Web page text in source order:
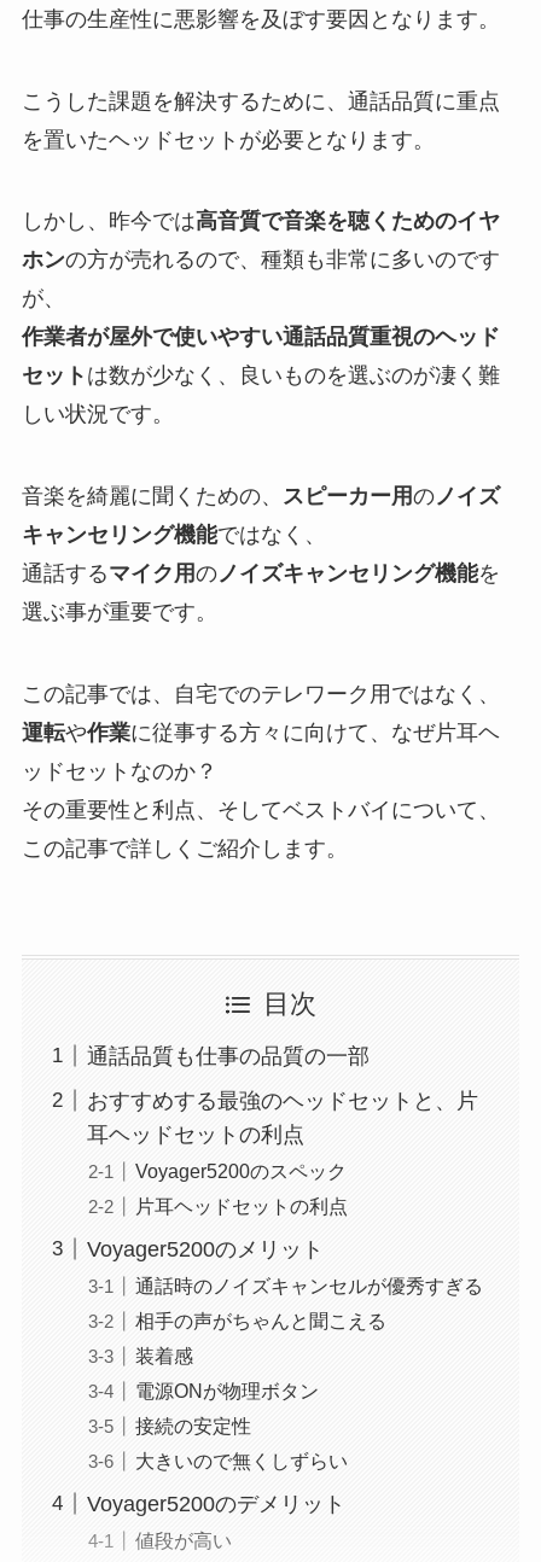
仕事の生産性に悪影響を及ぼす要因となります。
こうした課題を解決するために、通話品質に重点
を置いたヘッドセットが必要となります。
しかし、昨今では高音質で音楽を聴くためのイヤ
ホンの方が売れるので、種類も非常に多いのです
が、
作業者が屋外で使いやすい通話品質重視のヘッド
セット は数が少なく、良いものを選ぶのが凄く難
しい状況です。
音楽を綺麗に聞くための、 スピーカー用のノイズ
キャンセリング機能ではなく、
通話するマイク用のノイズキャンセリング機能を
選ぶ事が重要です。
この記事では、自宅でのテレワーク用ではなく、
運転や作業に従事する方々に向けて、なぜ片耳ヘ
ッドセットなのか？
その重要性と利点、そしてベストバイについて、
この記事で詳しくご紹介します。
目次
通話品質も仕事の品質の一部
おすすめする最強のヘッドセットと、片
耳ヘッドセットの利点
Voyager5200のスペック
片耳ヘッドセットの利点
Voyager5200のメリット
通話時のノイズキャンセルが優秀すぎる
相手の声がちゃんと聞こえる
装着感
電源ONが物理ボタン
接続の安定性
大きいので無くしずらい
Voyager5200のデメリット
値段が高い